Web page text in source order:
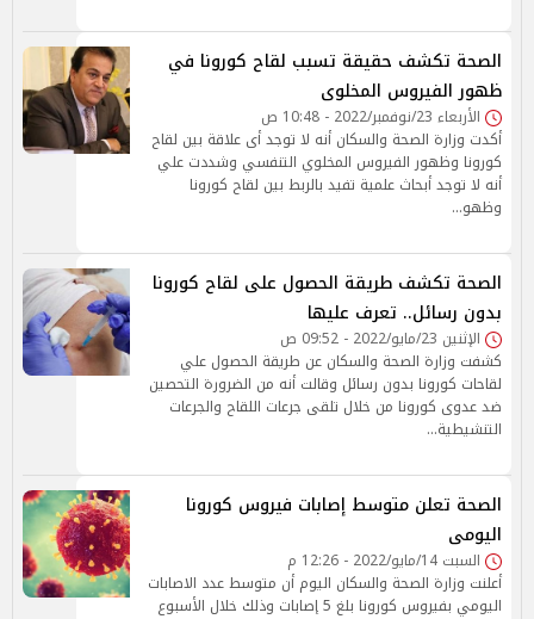
الصحة تكشف حقيقة تسبب لقاح كورونا في
ظهور الفيروس المخلوى
الأربعاء 23/نوفمبر/2022 - 10:48 ص
أكدت وزارة الصحة والسكان أنه لا توجد أى علاقة بين لقاح
كورونا وظهور الفيروس المخلوي التنفسي وشددت علي
أنه لا توجد أبحاث علمية تفيد بالربط بين لقاح كورونا
وظهو…
الصحة تكشف طريقة الحصول على لقاح كورونا
بدون رسائل.. تعرف عليها
الإثنين 23/مايو/2022 - 09:52 ص
كشفت وزارة الصحة والسكان عن طريقة الحصول علي
لقاحات كورونا بدون رسائل وقالت أنه من الضرورة التحصين
ضد عدوى كورونا من خلال تلقى جرعات اللقاح والجرعات
التنشيطية…
الصحة تعلن متوسط إصابات فيروس كورونا
اليومى
السبت 14/مايو/2022 - 12:26 م
أعلنت وزارة الصحة والسكان اليوم أن متوسط عدد الاصابات
اليومي بفيروس كورونا بلغ 5 إصابات وذلك خلال الأسبوع